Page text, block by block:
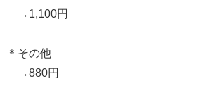
→1,100円
＊その他
→880円